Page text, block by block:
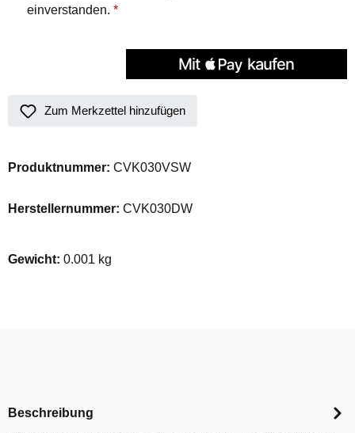
einverstanden. *
Zum Merkzettel hinzufügen
Produktnummer: CVK030VSW
Herstellernummer: CVK030DW
Gewicht: 0.001 kg
Beschreibung